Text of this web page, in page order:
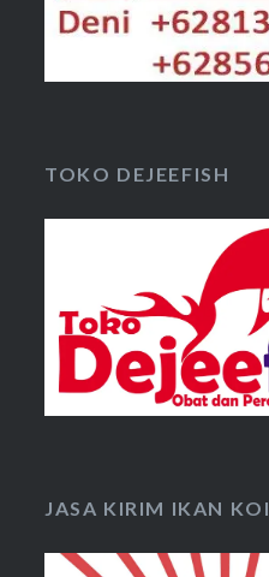
TOKO DEJEEFISH
JASA KIRIM IKAN KOI